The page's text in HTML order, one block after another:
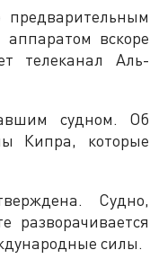
вскоре
телеканал Аль-
судном. Об
Кипра, которые
Судно,
разворачивается
силы.